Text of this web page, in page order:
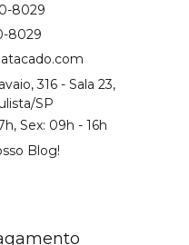
8029
8029
316 - Sala 23,
SP
Sex: 09h - 16h
Blog!